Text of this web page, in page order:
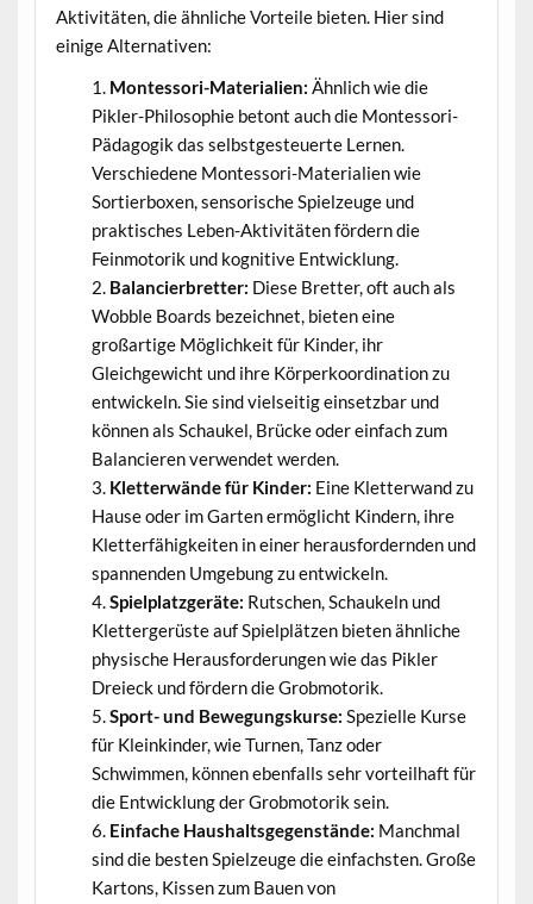
Aktivitäten, die ähnliche Vorteile bieten. Hier sind
einige Alternativen:
Montessori-Materialien: Ähnlich wie die
Pikler-Philosophie betont auch die Montessori-
Pädagogik das selbstgesteuerte Lernen.
Verschiedene Montessori-Materialien wie
Sortierboxen, sensorische Spielzeuge und
praktisches Leben-Aktivitäten fördern die
Feinmotorik und kognitive Entwicklung.
Balancierbretter: Diese Bretter, oft auch als
Wobble Boards bezeichnet, bieten eine
großartige Möglichkeit für Kinder, ihr
Gleichgewicht und ihre Körperkoordination zu
entwickeln. Sie sind vielseitig einsetzbar und
können als Schaukel, Brücke oder einfach zum
Balancieren verwendet werden.
Kletterwände für Kinder: Eine Kletterwand zu
Hause oder im Garten ermöglicht Kindern, ihre
Kletterfähigkeiten in einer herausfordernden und
spannenden Umgebung zu entwickeln.
Spielplatzgeräte: Rutschen, Schaukeln und
Klettergerüste auf Spielplätzen bieten ähnliche
physische Herausforderungen wie das Pikler
Dreieck und fördern die Grobmotorik.
Sport- und Bewegungskurse: Spezielle Kurse
für Kleinkinder, wie Turnen, Tanz oder
Schwimmen, können ebenfalls sehr vorteilhaft für
die Entwicklung der Grobmotorik sein.
Einfache Haushaltsgegenstände: Manchmal
sind die besten Spielzeuge die einfachsten. Große
Kartons, Kissen zum Bauen von